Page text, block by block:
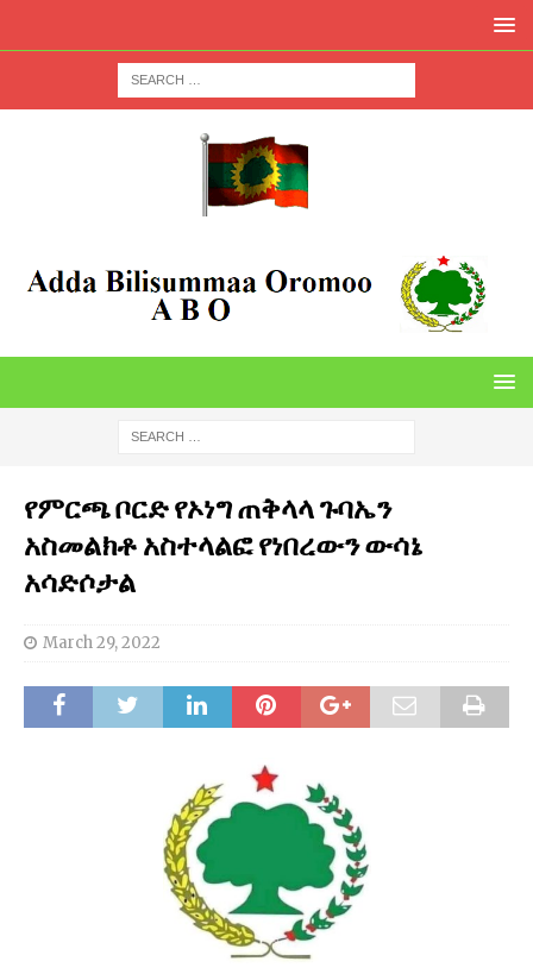
የምርጫ ቦርድ የኦነግ ጠቅላላ ጉባኤን
አስመልክቶ አስተላልፎ የነበረውን ውሳኔ
አሳድሶታል
March 29, 2022